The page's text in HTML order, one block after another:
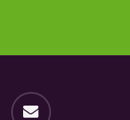
email